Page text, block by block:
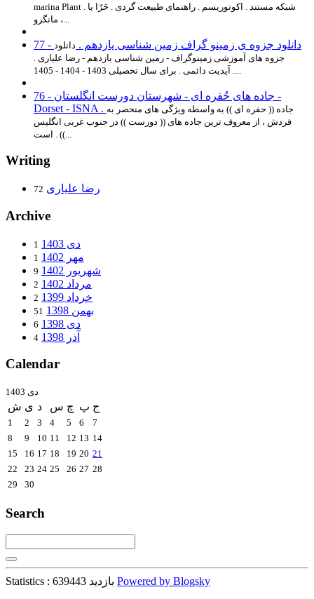
marina Plant . شبکه مستند . اکوتوریسم . راهنمای طبیعت گردی . حَرّا یا
مانگرو ،...
77 - دانلود جزوه ی زمینو گراف زمین شناسی یازدهم . دانلود
جزوه های آموزشی زمینوگراف - زمین شناسی یازدهم - رضا علیاری .
76 - جاده های حُفره ای - شهرستان دورست انگلستان -
Dorset - ISNA . جاده (( حفره ای )) به واسطه ویژگی های منحصر به
فردش ، از معروف ترین جاده های (( دورست )) در جنوب غربی انگلیس
است . ((...
Writing
رضا علیاری 72
Archive
دی 1403 1
مهر 1402 1
شهریور 1402 9
مرداد 1402 2
خرداد 1399 2
بهمن 1398 51
دی 1398 6
آذر 1398 4
Calendar
دی 1403
ش ی د س چ پ ج
1 2 3 4 5 6
7
8
9 10 11 12 13 14
15
16 17 18 19 20 21
22
23 24 25 26 27 28
29
30
Search
Statistics : 639443 بازدید Powered by Blogsky